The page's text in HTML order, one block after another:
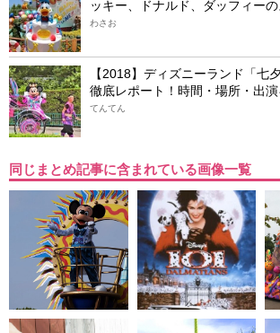
ッキー、ドナルド、ダッフィー
わさお
【2018】ディズニーランド「七
徹底レポート！時間・場所・出
てんてん
同じまとめ記事に含まれている画像一覧